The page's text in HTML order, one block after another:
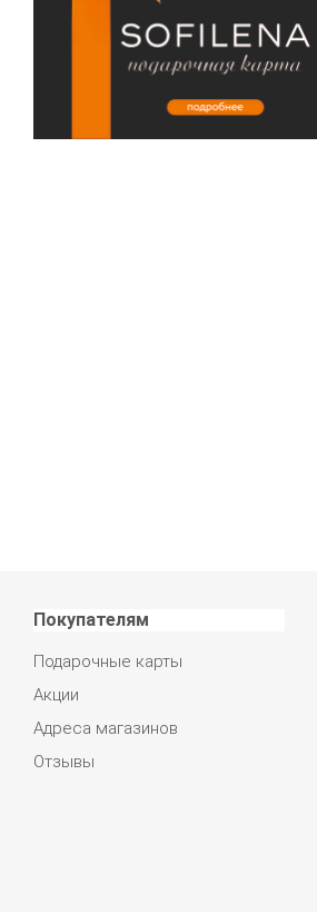
Покупателям
Подарочные карты
Акции
Адреса магазинов
Отзывы